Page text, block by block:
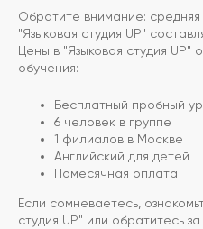
Обратите внимание: средняя
"Языковая студия UP"
Цены в "Языковая студия
обучения:
Бесплатный пробный
6 человек в группе
1 филиалов в Москве
Английский для детей
Помесячная оплата
Если сомневаетесь,
студия UP" или обратитесь